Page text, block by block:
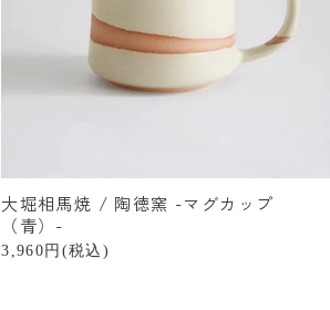
大堀相馬焼 / 陶徳窯 -マグカップ
（青）-
3,960円(税込)